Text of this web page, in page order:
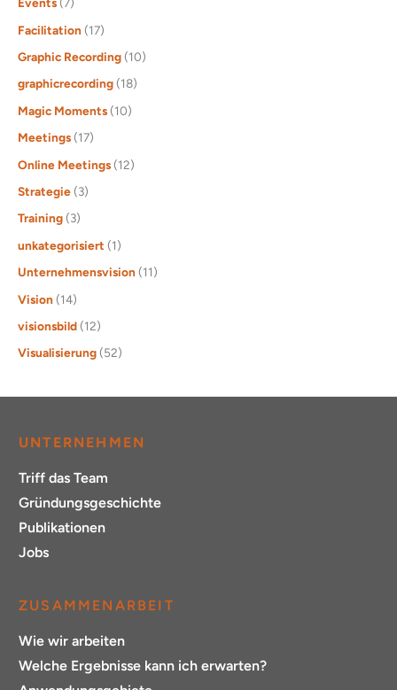
Facilitation(17)
Graphic Recording(10)
graphicrecording(18)
Magic Moments(10)
Meetings(17)
Online Meetings(12)
Strategie(3)
Training(3)
unkategorisiert (1)
Unternehmensvision(11)
Vision(14)
visionsbild(12)
Visualisierung(52)
UNTERNEHMEN
Triff das Team
Gründungsgeschichte
Publikationen
Jobs
ZUSAMMENARBEIT
Wie wir arbeiten
Welche Ergebnisse kann ich erwarten?